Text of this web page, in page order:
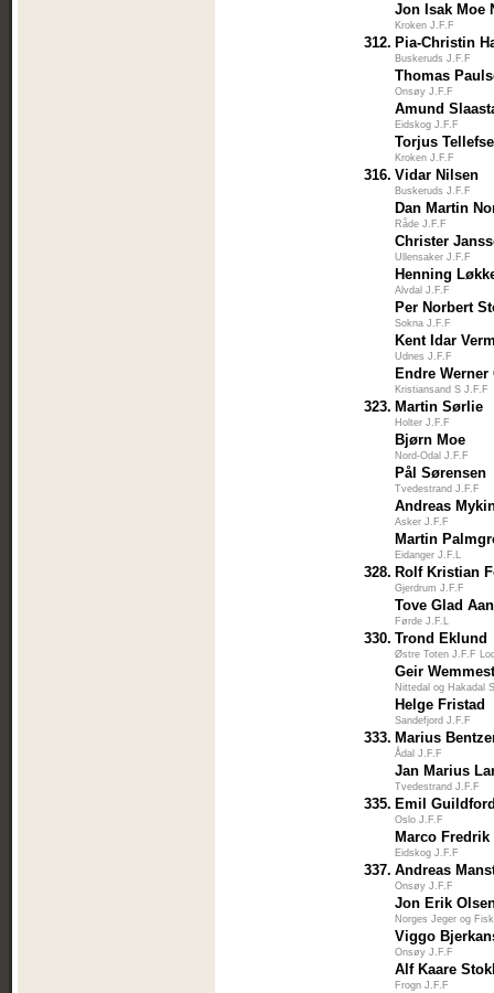
Jon Isak Moe
Kroken J.F.F
312. Pia-Christin
Buskeruds J.F.F
Thomas
Onsøy J.F.F
Amund
Eidskog J.F.F
Torjus
Kroken J.F.F
316. Vidar Nilsen
Buskeruds J.F.F
Dan Martin
Råde J.F.F
Christer
Ullensaker J.F.F
Henning
Alvdal J.F.F
Per Norbert
Sokna J.F.F
Kent Idar
Udnes J.F.F
Endre
Kristiansand S J.F.F
323. Martin Sørlie
Holter J.F.F
Bjørn Moe
Nord-Odal J.F.F
Pål Sørensen
Tvedestrand J.F.F
Andreas
Asker J.F.F
Martin
Eidanger J.F.L
328. Rolf Kristian
Gjerdrum J.F.F
Tove Glad
Førde J.F.L
330. Trond Eklund
Østre Toten J.F.F
Geir
Nittedal og Hakadal
Helge Fristad
Sandefjord J.F.F
333. Marius
Ådal J.F.F
Jan Marius
Tvedestrand J.F.F
335. Emil
Oslo J.F.F
Marco
Eidskog J.F.F
337. Andreas
Onsøy J.F.F
Jon Erik
Norges Jeger og
Viggo
Onsøy J.F.F
Alf Kaare
Frogn J.F.F